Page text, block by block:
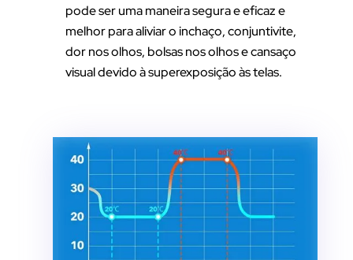
pode ser uma maneira segura e eficaz e
melhor para aliviar o inchaço, conjuntivite,
dor nos olhos, bolsas nos olhos e cansaço
visual devido à superexposição às telas.